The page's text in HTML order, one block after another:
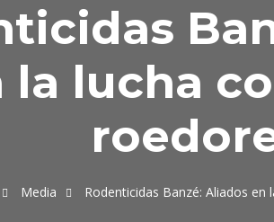
la lucha
Media Rodenticidas Banzé: Aliados